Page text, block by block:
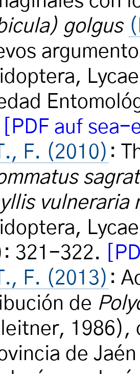
golgus
[PDF auf
F. (2010) :
vulneraria
321-322.
F. (2013) :
de
1986),
de